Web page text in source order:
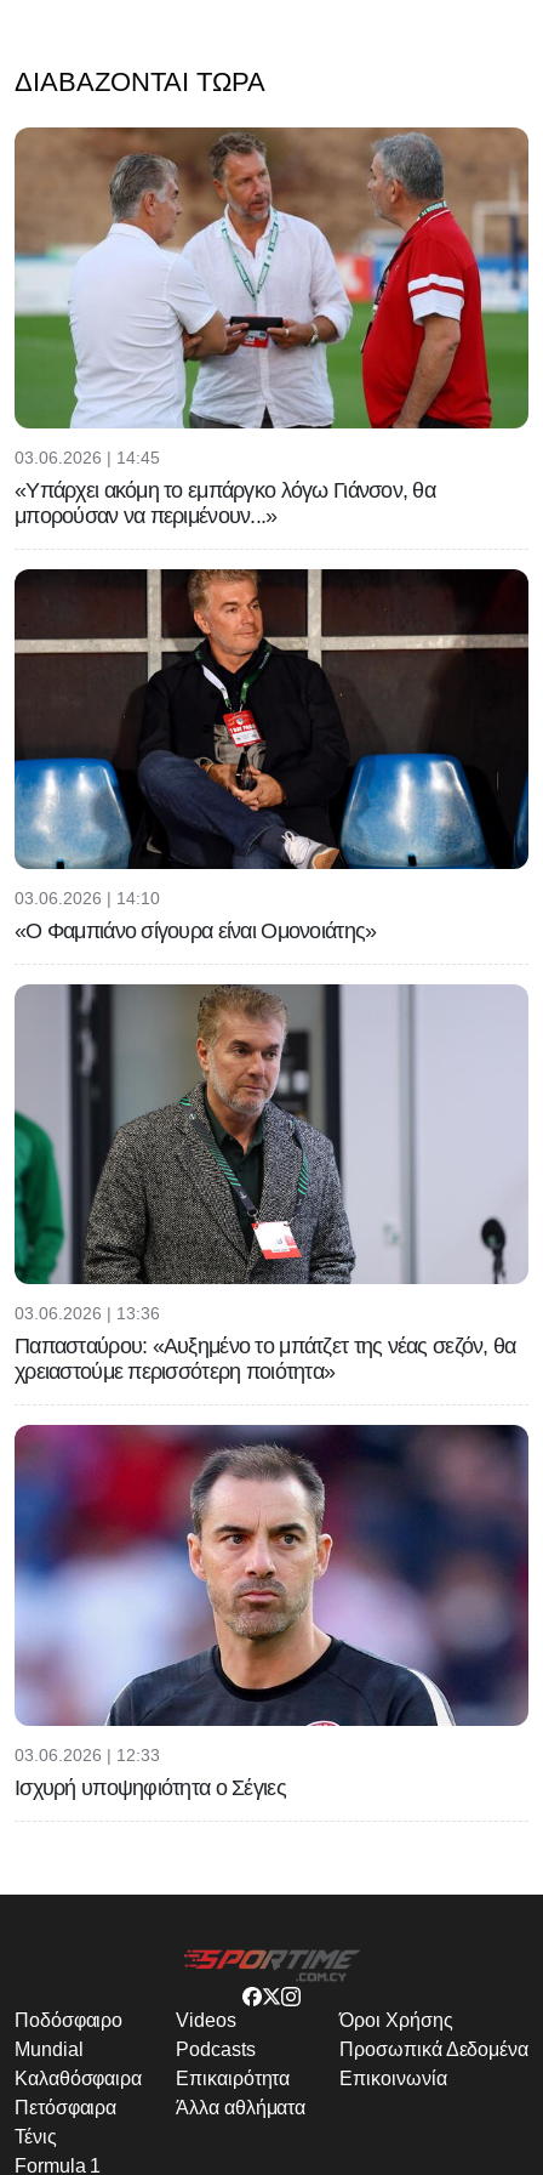
ΔΙΑΒΆΖΟΝΤΑΙ ΤΏΡΑ
03.06.2026 | 14:45
«Υπάρχει ακόμη το εμπάργκο λόγω Γιάνσον, θα
μπορούσαν να περιμένουν...»
03.06.2026 | 14:10
«Ο Φαμπιάνο σίγουρα είναι Ομονοιάτης»
03.06.2026 | 13:36
Παπασταύρου: «Αυξημένο το μπάτζετ της νέας σεζόν, θα
χρειαστούμε περισσότερη ποιότητα»
03.06.2026 | 12:33
Ισχυρή υποψηφιότητα ο Σέγιες
Ποδόσφαιρο
Mundial
Καλαθόσφαιρα
Πετόσφαιρα
Τένις
Formula 1
Videos
Podcasts
Επικαιρότητα
Άλλα αθλήματα
Όροι Χρήσης
Προσωπικά Δεδομένα
Επικοινωνία